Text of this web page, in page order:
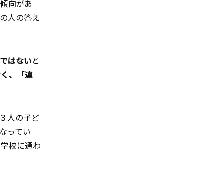
向があ
人の答え
はないと
、「違
人の子ど
ってい
校に通わ